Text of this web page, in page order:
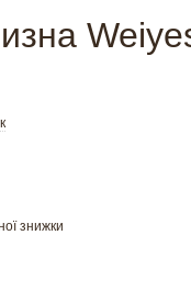
знижки